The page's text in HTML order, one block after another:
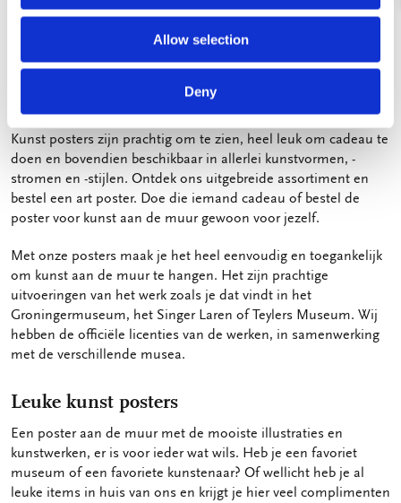
Allow selection
Deny
1 / 5 Volgende
Kunst posters aan de muur
Kunst posters zijn prachtig om te zien, heel leuk om cadeau te
doen en bovendien beschikbaar in allerlei kunstvormen, -
stromen en -stijlen. Ontdek ons uitgebreide assortiment en
bestel een art poster. Doe die iemand cadeau of bestel de
poster voor kunst aan de muur gewoon voor jezelf.
Met onze posters maak je het heel eenvoudig en toegankelijk
om kunst aan de muur te hangen. Het zijn prachtige
uitvoeringen van het werk zoals je dat vindt in het
Groningermuseum, het Singer Laren of Teylers Museum. Wij
hebben de officiële licenties van de werken, in samenwerking
met de verschillende musea.
Leuke kunst posters
Een poster aan de muur met de mooiste illustraties en
kunstwerken, er is voor ieder wat wils. Heb je een favoriet
museum of een favoriete kunstenaar? Of wellicht heb je al
leuke items in huis van ons en krijgt je hier veel complimenten